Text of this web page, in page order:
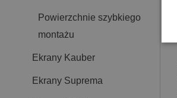
Powierzchnie szybkiego
montażu
Ekrany Kauber
Ekrany Suprema